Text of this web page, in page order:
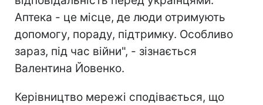
Аптека - це місце, де люди отримують
допомогу, пораду, підтримку. Особливо
зараз, під час війни", - зізнається
Валентина Йовенко.
Керівництво мережі сподівається, що